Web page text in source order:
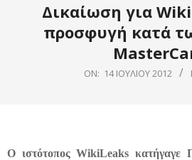
Δικαίωση για
προσφυγή κατά
ON: 14 ΙΟΥΛΊΟΥ 2012
Ο ιστότοπος WikiLeaks κατήγαγε